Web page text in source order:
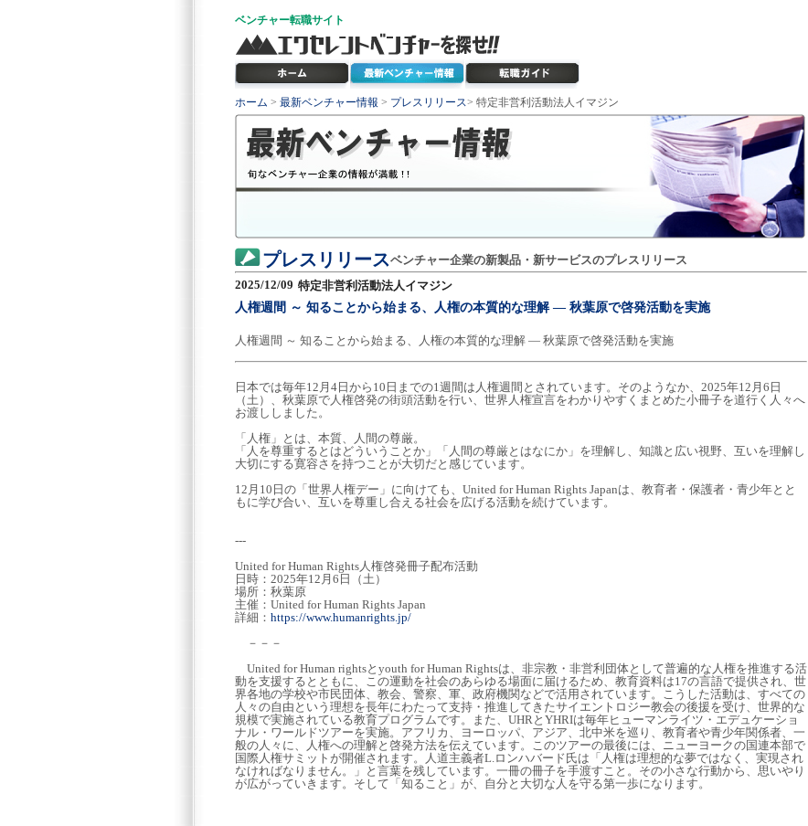
ベンチャー転職サイト
ホーム > 最新ベンチャー情報 > プレスリリース> 特定非営利活動法人イマジン
プレスリリースベンチャー企業の新製品・新サービスのプレスリリース
2025/12/09 特定非営利活動法人イマジン
人権週間 ～ 知ることから始まる、人権の本質的な理解 ― 秋葉原で啓発活動を実施
人権週間 ～ 知ることから始まる、人権の本質的な理解 ― 秋葉原で啓発活動を実施
日本では毎年12月4日から10日までの1週間は人権週間とされています。そのようなか、2025年12月6日
（土）、秋葉原で人権啓発の街頭活動を行い、世界人権宣言をわかりやすくまとめた小冊子を道行く人々へ
お渡ししました。
「人権」とは、本質、人間の尊厳。
「人を尊重するとはどういうことか」「人間の尊厳とはなにか」を理解し、知識と広い視野、互いを理解し
大切にする寛容さを持つことが大切だと感じています。
12月10日の「世界人権デー」に向けても、United for Human Rights Japanは、教育者・保護者・青少年とと
もに学び合い、互いを尊重し合える社会を広げる活動を続けています。
---
United for Human Rights人権啓発冊子配布活動
日時：2025年12月6日（土）
場所：秋葉原
主催：United for Human Rights Japan
詳細： https://www.humanrights.jp/
－－－
United for Human rightsとyouth for Human Rightsは、非宗教・非営利団体として普遍的な人権を推進する活
動を支援するとともに、この運動を社会のあらゆる場面に届けるため、教育資料は17の言語で提供され、世
界各地の学校や市民団体、教会、警察、軍、政府機関などで活用されています。こうした活動は、すべての
人々の自由という理想を長年にわたって支持・推進してきたサイエントロジー教会の後援を受け、世界的な
規模で実施されている教育プログラムです。また、UHRとYHRIは毎年ヒューマンライツ・エデュケーショ
ナル・ワールドツアーを実施。アフリカ、ヨーロッパ、アジア、北中米を巡り、教育者や青少年関係者、一
般の人々に、人権への理解と啓発方法を伝えています。このツアーの最後には、ニューヨークの国連本部で
国際人権サミットが開催されます。人道主義者L.ロンハバード氏は「人権は理想的な夢ではなく、実現され
なければなりません。」と言葉を残しています。一冊の冊子を手渡すこと。その小さな行動から、思いやり
が広がっていきます。そして「知ること」が、自分と大切な人を守る第一歩になります。